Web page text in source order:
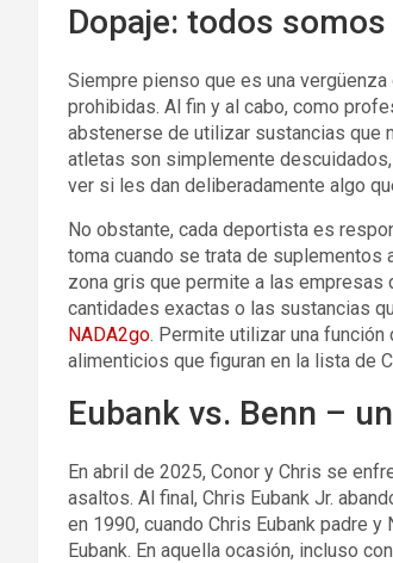
Dopaje: todos
Siempre pienso que es una
prohibidas. Al fin y al cabo, como
abstenerse de utilizar sustancias que
atletas son simplemente
ver si les dan deliberadamente algo
No obstante, cada deportista es
toma cuando se trata de suplementos
zona gris que permite a las
cantidades exactas o las sustancias
NADA2go. Permite utilizar una
alimenticios que figuran en la lista de
Eubank vs. Benn –
En abril de 2025, Conor y Chris se
asaltos. Al final, Chris Eubank Jr.
en 1990, cuando Chris Eubank padre
Eubank. En aquella ocasión, incluso